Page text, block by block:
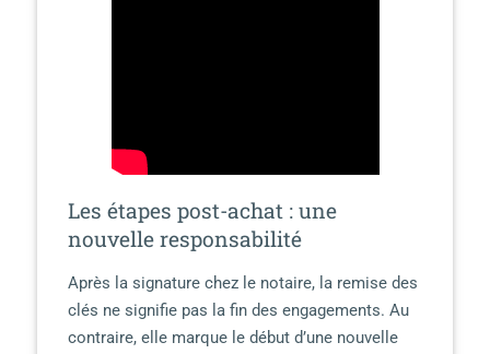
Les étapes post-achat : une
nouvelle responsabilité
Après la signature chez le notaire, la remise des
clés ne signifie pas la fin des engagements. Au
contraire, elle marque le début d’une nouvelle